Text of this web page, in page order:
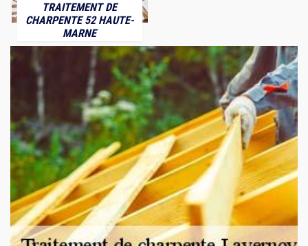
TRAITEMENT DE
CHARPENTE 52 HAUTE-
MARNE